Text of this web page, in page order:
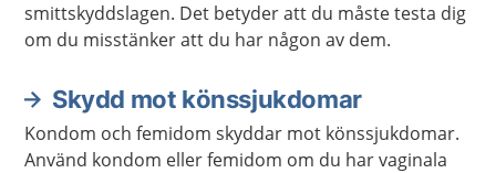
smittskyddslagen. Det betyder att du måste testa dig
om du misstänker att du har någon av dem.
Skydd mot könssjukdomar
Kondom och femidom skyddar mot könssjukdomar.
Använd kondom eller femidom om du har vaginala